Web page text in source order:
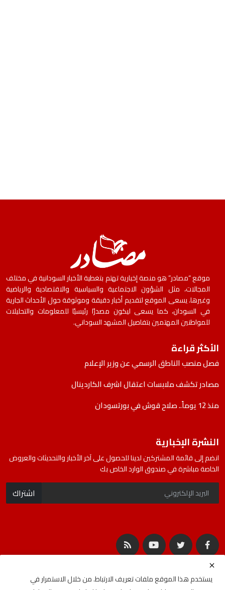
موقع “مصادر” هو منصة إخبارية تهتم بتغطية الأخبار السودانية في مختلف
المجالات، مثل الشؤون الاجتماعية والسياسية والاقتصادية والرياضية
وغيرها. يسعى الموقع لتقديم أخبار دقيقة وموثوقة حول الأحداث الجارية
في السودان، كما يسعى ليكون مصدرًا رئيسيًا للمعلومات والتحليلات
للمواطنين المهتمين بتفاصيل المشهد السوداني.
الأكثر قراءة
فصل منصب الناطق الرسمي عن وزير الإعلام
مصادر تكشف ملابسات اعتقال اشرف الكاردينال
منذ 12 يوماً.. صلاح قوش في بورتسودان
النشرة الإخبارية
انضم إلى قائمة المشتركين لدينا للحصول على آخر الأخبار والتحديثات والعروض
الخاصة مباشرة في صندوق الوارد الخاص بك
اشتراك
يستخدم هذا الموقع ملفات تعريف الارتباط. من خلال الاستمرار في